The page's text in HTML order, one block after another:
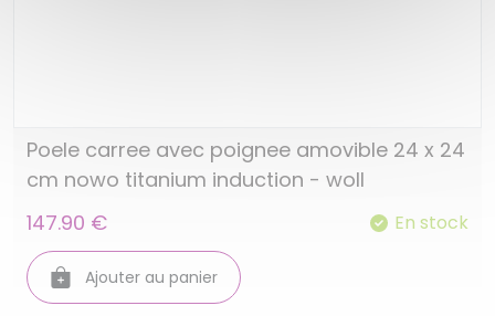
Poele carree avec poignee amovible 24 x 24
cm nowo titanium induction - woll
147.90 €
En stock
Ajouter au panier